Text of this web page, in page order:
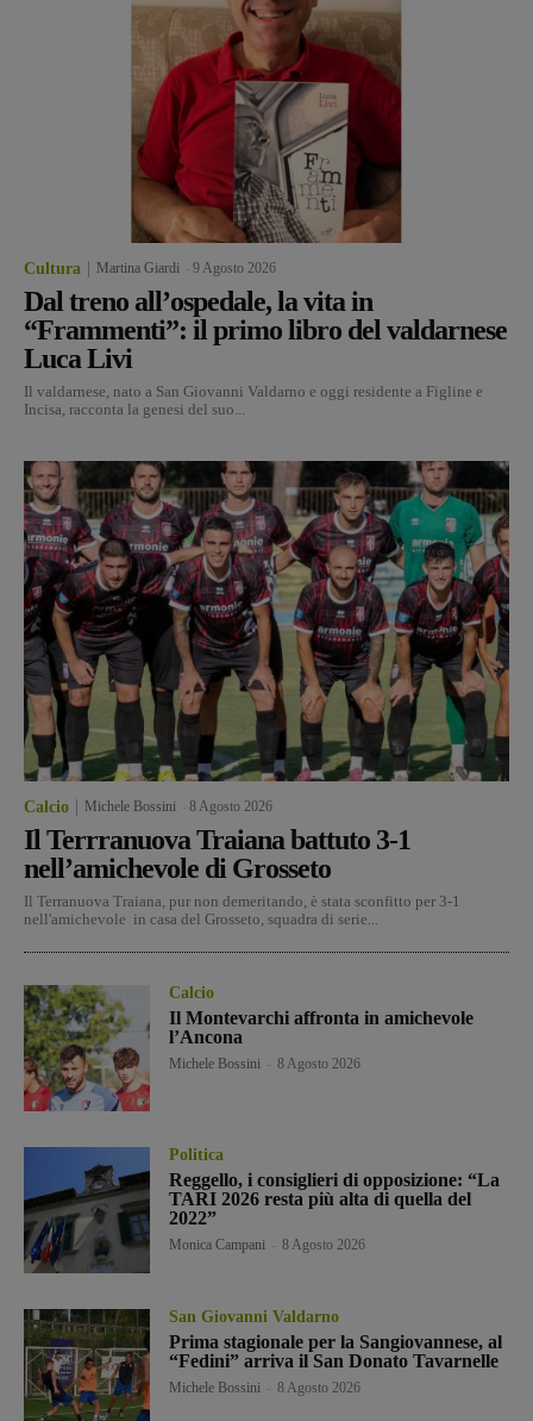
Cultura Martina Giardi 9 Agosto 2026
Dal treno all’ospedale, la vita in
“Frammenti”: il primo libro del valdarnese
Luca Livi
Il valdarnese, nato a San Giovanni Valdarno e oggi residente a Figline e
Incisa, racconta la genesi del suo...
Calcio Michele Bossini 8 Agosto 2026
Il Terrranuova Traiana battuto 3-1
nell’amichevole di Grosseto
Il Terranuova Traiana, pur non demeritando, è stata sconfitto per 3-1
nell'amichevole in casa del Grosseto, squadra di serie...
Calcio
Il Montevarchi affronta in amichevole
l’Ancona
Michele Bossini 8 Agosto 2026
Politica
Reggello, i consiglieri di opposizione: “La
TARI 2026 resta più alta di quella del
2022”
Monica Campani 8 Agosto 2026
San Giovanni Valdarno
Prima stagionale per la Sangiovannese, al
“Fedini” arriva il San Donato Tavarnelle
Michele Bossini 8 Agosto 2026